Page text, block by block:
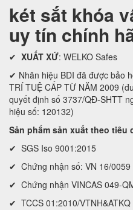
két sắt khóa
uy tín chính
✔ XUẤT XỨ: WELKO Safes
✔ Nhãn hiệu BDI đã được bảo
TRÍ TUỆ CẤP TỪ NĂM 2009
quyết định số 3737/QĐ-SHTT
hiệu số: 120132)
Sản phẩm sản xuất theo tiêu
✔ SGS Iso 9001:2015
✔ Chứng nhận số: VN 16/0059
✔ Chứng nhận VINCAS 049-
✔ TCCS 01:2010/VTNH&ATKQ